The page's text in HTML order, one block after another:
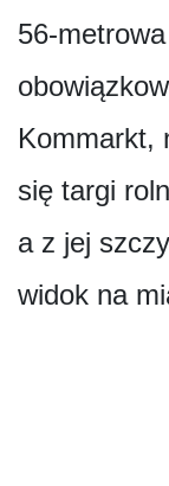
56-
Kommarkt,
się targi
a z jej
widok na